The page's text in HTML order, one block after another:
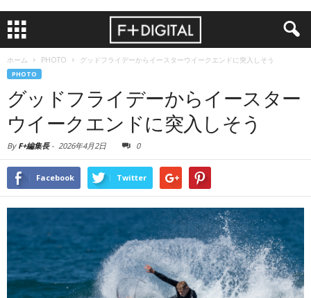
ホーム PHOTO グッドフライデーからイースターウイークエンドに突入しそう
PHOTO
グッドフライデーからイースター
ウイークエンドに突入しそう
By F+編集長- 2026年4月2日 0
Facebook Twitter